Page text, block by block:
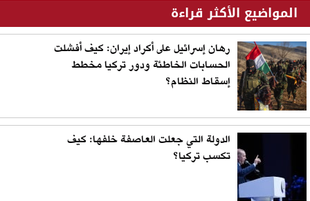
المواضيع الأكثر قراءة
رهان إسرائيل على أكراد إيران: كيف أفشلت
الحسابات الخاطئة ودور تركيا مخطط
إسقاط النظام؟
الدولة التي جعلت العاصفة خلفها: كيف
تكسب تركيا؟